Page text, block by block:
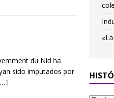
du Nid ha
sido imputados por